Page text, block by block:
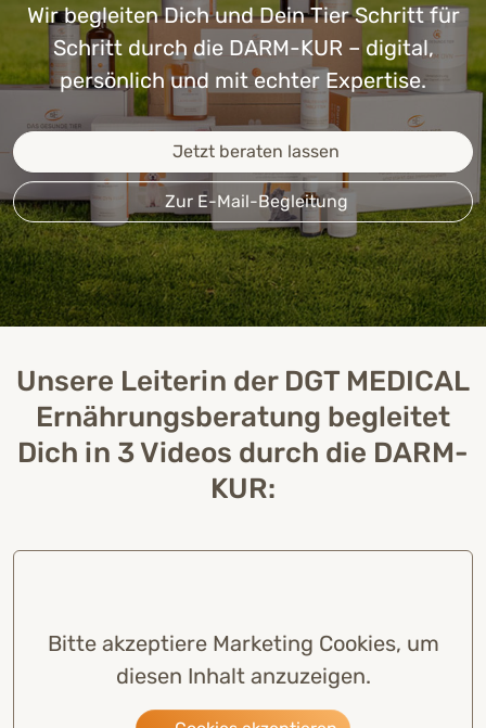
DARM-KUR für Katzen
Die Grundlage für ein gutes Verdauungssystem
4.68 (25)
60,90 €
EQUI DARM-KUR
Zur Unterstützung der Darmfunktion
5.00 (2)
246,50 €*
82,17 € / kg
Wir begleiten Dich und Dein Tier Schritt für
Schritt durch die DARM-KUR – digital,
persönlich und mit echter Expertise.
Jetzt beraten lassen
Zur E-Mail-Begleitung
Unsere Leiterin der DGT MEDICAL
Ernährungsberatung begleitet
Dich in 3 Videos durch die DARM-
KUR:
Bitte akzeptiere Marketing Cookies, um
diesen Inhalt anzuzeigen.